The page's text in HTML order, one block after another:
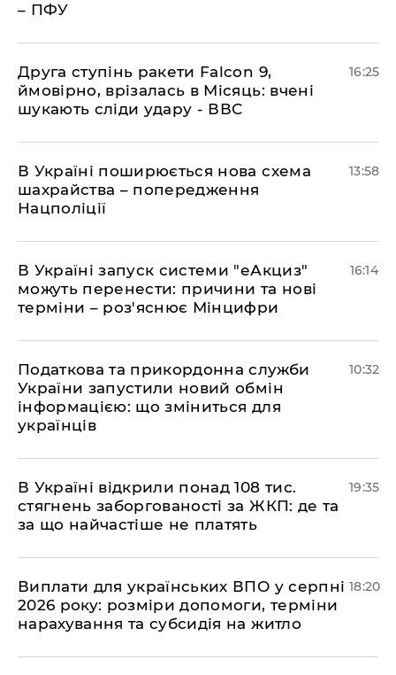
– ПФУ
​Друга ступінь ракети Falcon 9,
ймовірно, врізалась в Місяць: вчені
шукають сліди удару - ВВС
16:25
В Україні поширюється нова схема
шахрайства – попередження
Нацполіції
13:58
​В Україні запуск системи "еАкциз"
можуть перенести: причини та нові
терміни – роз'яснює Мінцифри
16:14
Податкова та прикордонна служби
України запустили новий обмін
інформацією: що зміниться для
українців
10:32
В Україні відкрили понад 108 тис.
стягнень заборгованості за ЖКП: де та
за що найчастіше не платять
19:35
Виплати для українських ВПО у серпні
2026 року: розміри допомоги, терміни
нарахування та субсидія на житло
18:20